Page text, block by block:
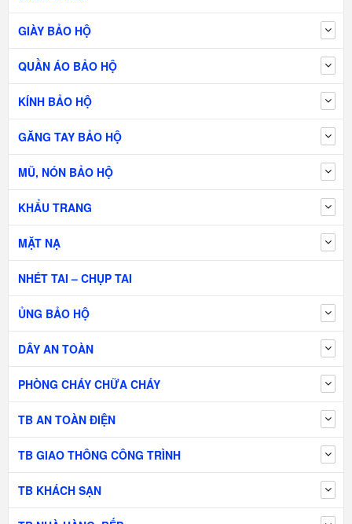
GIÀY BẢO HỘ
QUẦN ÁO BẢO HỘ
KÍNH BẢO HỘ
GĂNG TAY BẢO HỘ
MŨ, NÓN BẢO HỘ
KHẨU TRANG
MẶT NẠ
NHÉT TAI – CHỤP TAI
ỦNG BẢO HỘ
DÂY AN TOÀN
PHÒNG CHÁY CHỮA CHÁY
TB AN TOÀN ĐIỆN
TB GIAO THÔNG CÔNG TRÌNH
TB KHÁCH SẠN